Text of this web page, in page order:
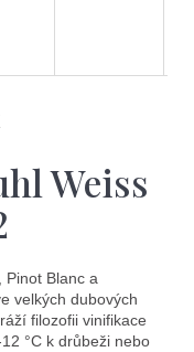
Weiss
Pinot Blanc a
velkých dubových
filozofii vinifikace
°C k drůbeži nebo